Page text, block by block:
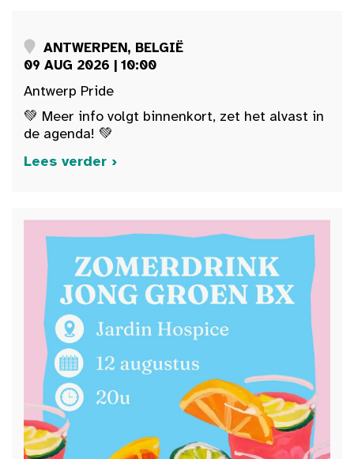
ANTWERPEN, BELGIË
09 AUG 2026 | 10:00
Antwerp Pride
💚 Meer info volgt binnenkort, zet het alvast in
de agenda! 💚
Lees verder ›